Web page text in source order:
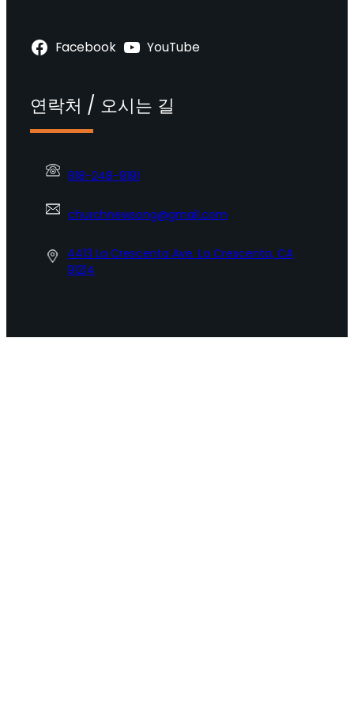
Facebook YouTube
연락처 / 오시는 길
818-248-9191
churchnewsong@gmail.com
4413 La Crescenta Ave. La Crescenta, CA
91214